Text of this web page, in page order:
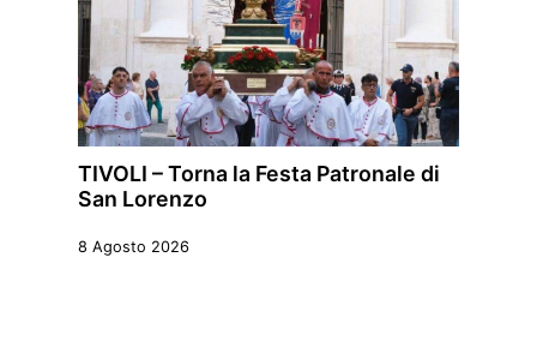
TIVOLI – Torna la Festa Patronale di
San Lorenzo
8 Agosto 2026